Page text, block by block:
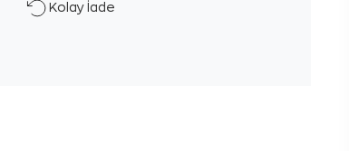
Kolay İade